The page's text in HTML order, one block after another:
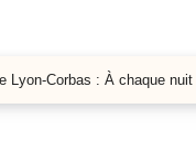
Lyon-Corbas : À chaque